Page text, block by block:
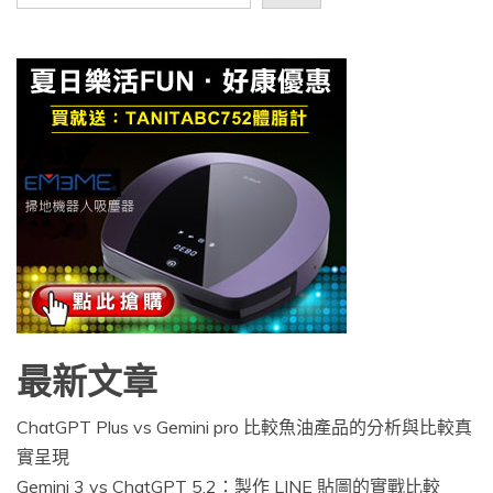
最新文章
ChatGPT Plus vs Gemini pro 比較魚油產品的分析與比較真
實呈現
Gemini 3 vs ChatGPT 5.2：製作 LINE 貼圖的實戰比較